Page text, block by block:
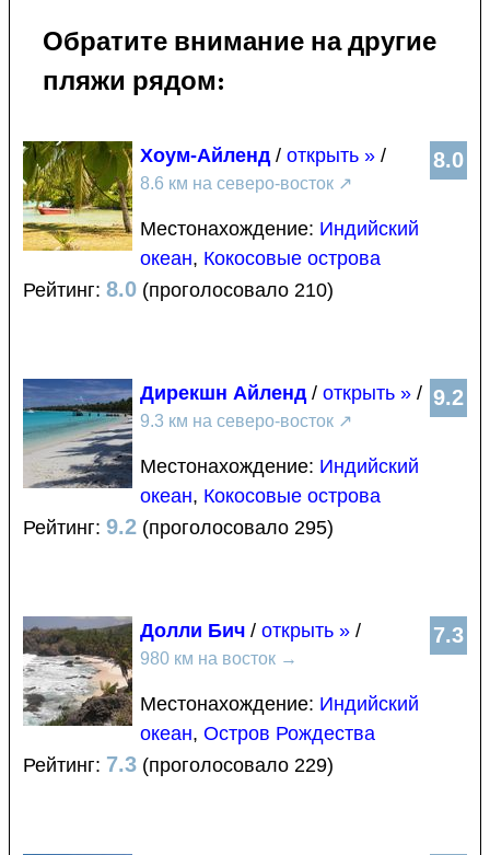
Обратите внимание на другие
пляжи рядом:
8.0
Хоум-Айленд / открыть » /
8.6 км на северо-восток ↗
Местонахождение: Индийский
океан, Кокосовые острова
Рейтинг: 8.0 (проголосовало 210)
9.2
Дирекшн Айленд / открыть » /
9.3 км на северо-восток ↗
Местонахождение: Индийский
океан, Кокосовые острова
Рейтинг: 9.2 (проголосовало 295)
7.3
Долли Бич / открыть » /
980 км на восток →
Местонахождение: Индийский
океан, Остров Рождества
Рейтинг: 7.3 (проголосовало 229)